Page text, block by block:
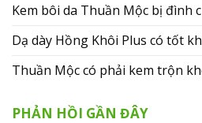
Kem bôi da Thuần Mộc bị đình
Dạ dày Hồng Khôi Plus có tốt
Thuần Mộc có phải kem trộn
PHẢN HỒI GẦN ĐÂY